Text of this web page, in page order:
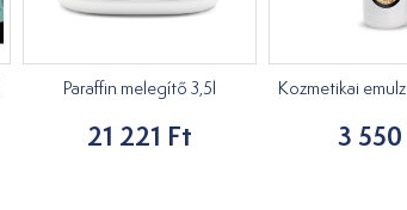
Paraffin melegítő 3,5l
21 221 Ft
Kozmetikai
3